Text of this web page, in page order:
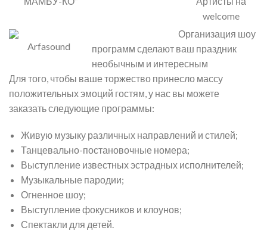
welcome
Arfasound
Организация шоу
программ сделают ваш праздник
необычным и интересным
Для того, чтобы ваше торжество принесло массу
положительных эмоций гостям, у нас вы можете
заказать следующие программы:
Живую музыку различных направлений и стилей;
Танцевально-постановочные номера;
Выступление известных эстрадных исполнителей;
Музыкальные пародии;
Огненное шоу;
Выступление фокусников и клоунов;
Спектакли для детей.